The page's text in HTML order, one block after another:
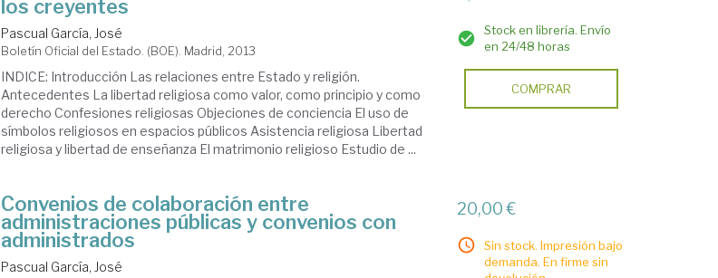
los creyentes
Pascual García, José
Boletín Oficial del Estado. (BOE). Madrid, 2013
INDICE: Introducción Las relaciones entre Estado y religión.
Antecedentes La libertad religiosa como valor, como principio y como
derecho Confesiones religiosas Objeciones de conciencia El uso de
símbolos religiosos en espacios públicos Asistencia religiosa Libertad
religiosa y libertad de enseñanza El matrimonio religioso Estudio de ...
Stock en librería. Envío
en 24/48 horas
COMPRAR
Convenios de colaboración entre
administraciones públicas y convenios con
administrados
Pascual García, José
20,00 €
Sin stock. Impresión bajo
demanda. En firme sin